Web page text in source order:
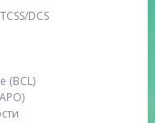
DCS
(BCL)